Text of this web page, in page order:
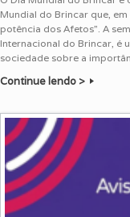
Mundial do Brincar que,
potência dos Afetos”. A
Internacional do Brincar, é
sociedade sobre a
Continue lendo >